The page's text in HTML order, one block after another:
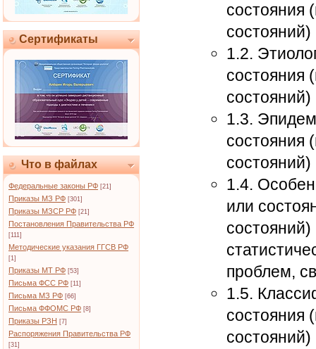
Сертификаты
Что в файлах
Федеральные законы РФ [21]
Приказы МЗ РФ [301]
Приказы МЗСР РФ [21]
Постановления Правительства РФ
[111]
Методические указания ГГСВ РФ
[1]
Приказы МТ РФ [53]
Письма ФСС РФ [11]
Письма МЗ РФ [66]
Письма ФФОМС РФ [8]
Приказы РЗН [7]
Распоряжения Правительства РФ
[31]
состояния
состояний)
1.2.
состояния
состояний)
1.3.
состояния
состояний)
1.4.
или
проблем,
1.5.
состояния
состояний)